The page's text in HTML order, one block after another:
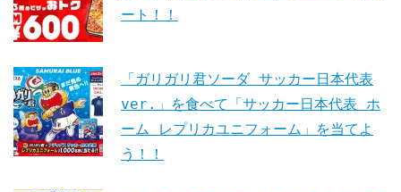
ート！！
「ガリガリ君ソーダ サッカー日本代表
ver.」を食べて「サッカー日本代表 ホ
ーム レプリカユニフォーム」を当てよ
う！！